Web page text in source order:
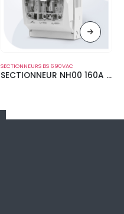
SECTIONNEURS BS 690VAC
SECTIONNEUR NH00 160A 690V